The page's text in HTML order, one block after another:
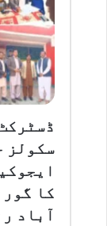
سکولز
کا
آباد